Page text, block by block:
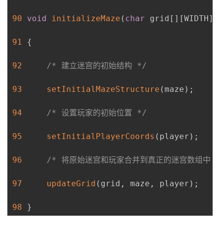
90 void initializeMaze ( char grid [ ] [WIDTH]
91 {
92 /* 建立迷宫的初始结构 */
93 setInitialMazeStructure ( maze ) ;
94 /* 设置玩家的初始位置 */
95 setInitialPlayerCoords ( player ) ;
96 /* 将原始迷宫和玩家合并到真正的迷宫数组中
97 updateGrid ( grid , maze , player ) ;
98 }